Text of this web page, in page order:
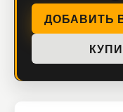
ДОБАВИТЬ